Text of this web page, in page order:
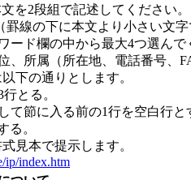
を2段組で記述してください。
罫線の下に本文より小さい文
ード欄の中から最大4つ選んで
、所属（所在地、電話番号、
下の通りとします。
とる。
節に入る前の1行を空白行と
る。
見本で提示します。
ip/index.htm